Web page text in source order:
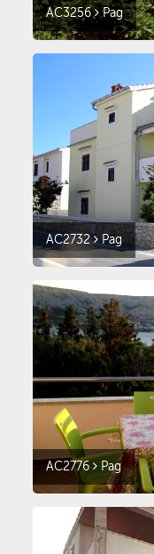
AC3256 Pag
AC2732 Pag
AC2776 Pag